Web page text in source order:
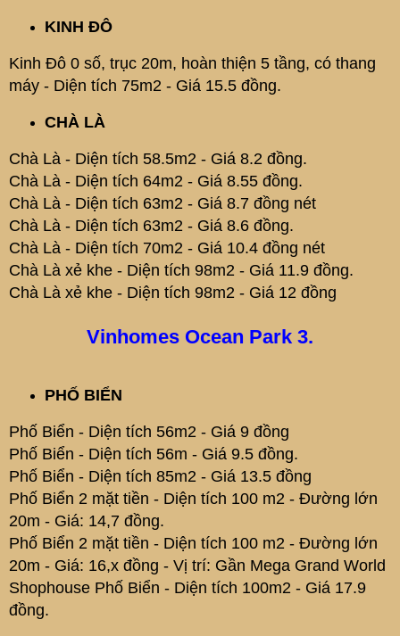
KINH ĐÔ
Kinh Đô 0 số, trục 20m, hoàn thiện 5 tầng, có thang
máy - Diện tích 75m2 - Giá 15.5 đồng.
CHÀ LÀ
Chà Là - Diện tích 58.5m2 - Giá 8.2 đồng.
Chà Là - Diện tích 64m2 - Giá 8.55 đồng.
Chà Là - Diện tích 63m2 - Giá 8.7 đồng nét
Chà Là - Diện tích 63m2 - Giá 8.6 đồng.
Chà Là - Diện tích 70m2 - Giá 10.4 đồng nét
Chà Là xẻ khe - Diện tích 98m2 - Giá 11.9 đồng.
Chà Là xẻ khe - Diện tích 98m2 - Giá 12 đồng
Vinhomes Ocean Park 3.
PHỐ BIỂN
Phố Biển - Diện tích 56m2 - Giá 9 đồng
Phố Biển - Diện tích 56m - Giá 9.5 đồng.
Phố Biển - Diện tích 85m2 - Giá 13.5 đồng
Phố Biển 2 mặt tiền - Diện tích 100 m2 - Đường lớn
20m - Giá: 14,7 đồng.
Phố Biển 2 mặt tiền - Diện tích 100 m2 - Đường lớn
20m - Giá: 16,x đồng - Vị trí: Gần Mega Grand World
Shophouse Phố Biển - Diện tích 100m2 - Giá 17.9
đồng.